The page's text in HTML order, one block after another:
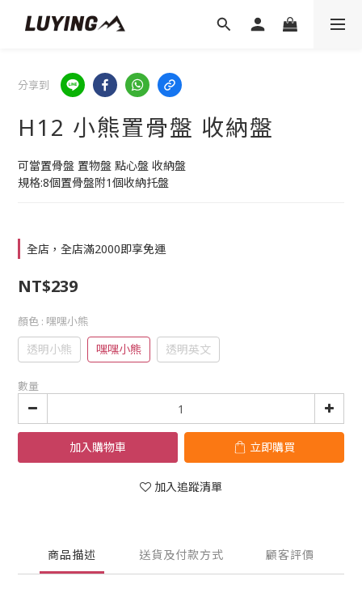
分享到
H12 小熊置骨盤 收納盤
可當置骨盤 置物盤 點心盤 收納盤
規格:8個置骨盤附1個收納托盤
全店，全店滿2000即享免運
NT$239
顏色 : 嘿嘿小熊
透明小熊 嘿嘿小熊 透明英文
數量
加入購物車 立即購買
加入追蹤清單
商品描述 送貨及付款方式 顧客評價